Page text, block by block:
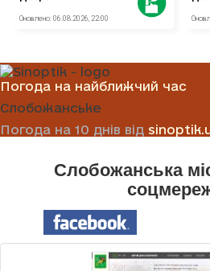
Погода на найближчий час
Слобожанське
Погода на 10 днів від
Слобожанська